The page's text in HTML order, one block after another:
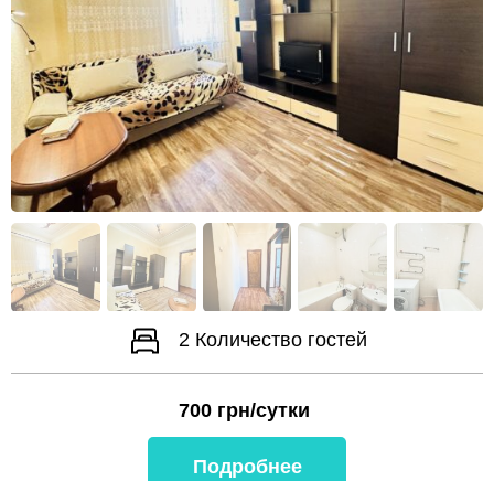
2 Количество гостей
700 грн/сутки
Подробнее